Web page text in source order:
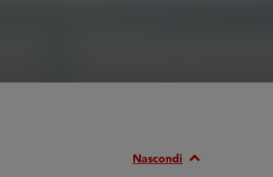
Nascondi Expand_Less